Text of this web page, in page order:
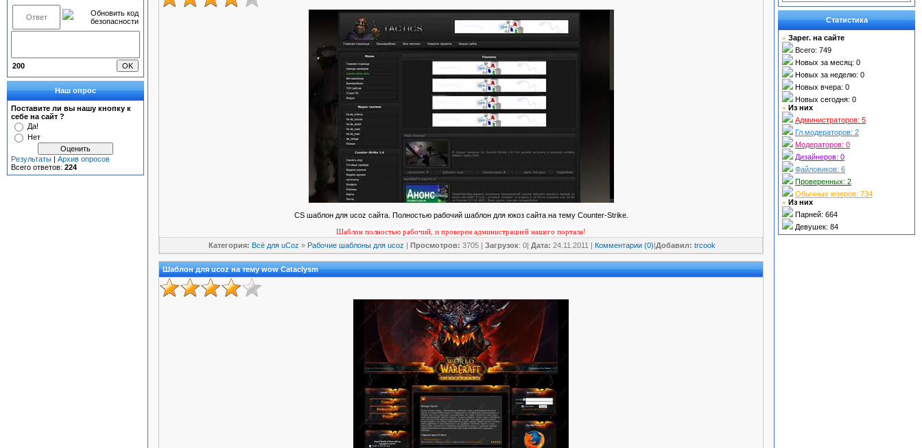
200
Наш опрос
Поставите ли вы нашу кнопку к
себе на сайт ?
Да!
Нет
Результаты | Архив опросов
Всего ответов: 224
CS шаблон для ucoz сайта. Полностью рабочий шаблон для юкоз сайта на тему Counter-Strike.
Шаблон полностью рабочий, и проверен администрацией нашего портала!
Категория: Всё для uCoz » Рабочие шаблоны для ucoz Просмотров: 3705 | Загрузок: 0| Дата: 24.11.2011 Комментарии (0) Добавил: trcook
Шаблон для ucoz на тему wow Cataclysm
Статистика
» Зарег. на сайте
Всего: 749
Новых за месяц: 0
Новых за неделю: 0
Новых вчера: 0
Новых сегодня: 0
» Из них
Администраторов: 5
Гл. модераторов: 2
Модераторов: 0
Дизайнеров: 0
Файловиков: 6
Проверенных: 2
Обычных юзеров: 734
» Из них
Парней: 664
Девушек: 84